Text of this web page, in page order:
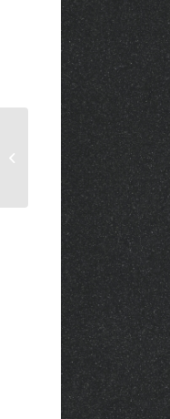
TILT THE CODE 118 潮流